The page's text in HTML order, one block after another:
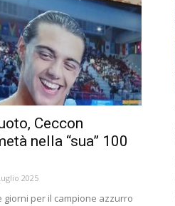
Ceccon
nella “sua” 100
2025
giorni per il campione azzurro